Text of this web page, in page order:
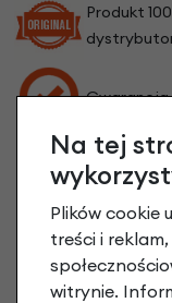
Produkt
Gwarancja
Na tej
Plików cookie
treści i
witrynie.